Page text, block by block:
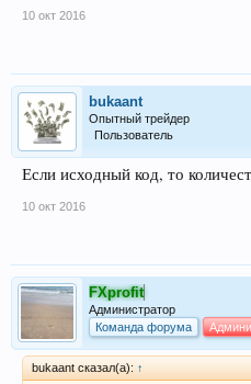
10 окт 2016
bukaant
Опытный трейдер
Пользователь
Если исходный код, то
10 окт 2016
FXprofit
Администратор
Команда форума
bukaant сказал(а): ↑